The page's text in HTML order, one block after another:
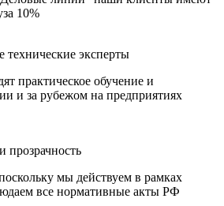
10%
эксперты
практическое обучение и
и за рубежом на предприятиях
прозрачность
мы действуем в рамках
все нормативные акты РФ